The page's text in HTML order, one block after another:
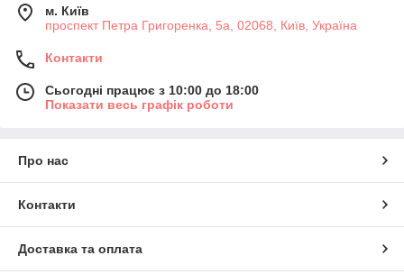
м. Київ
проспект Петра Григоренка, 5а, 02068, Київ, Україна
Контакти
Сьогодні працює з 10:00 до 18:00
Показати весь графік роботи
Про нас
Контакти
Доставка та оплата